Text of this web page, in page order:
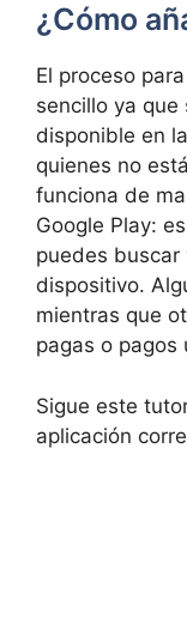
¿Cómo
El proceso
sencillo ya
disponible en la
quienes no
funciona de
Google Play:
puedes buscar
dispositivo.
mientras que
pagas o pagos
Sigue este
aplicación